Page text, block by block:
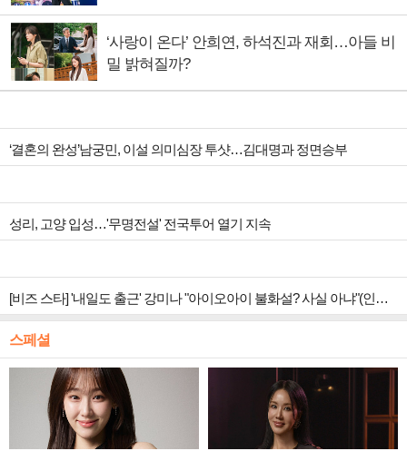
‘사랑이 온다’ 안희연, 하석진과 재회…아들 비
밀 밝혀질까?
‘결혼의 완성’남궁민, 이설 의미심장 투샷…김대명과 정면승부
성리, 고양 입성…'무명전설' 전국투어 열기 지속
[비즈 스타] '내일도 출근' 강미나 "아이오아이 불화설? 사실 아냐"(인터뷰)
스페셜